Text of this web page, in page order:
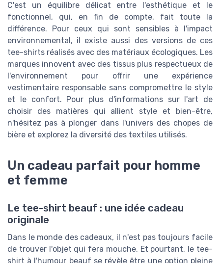
C'est un équilibre délicat entre l'esthétique et le
fonctionnel, qui, en fin de compte, fait toute la
différence. Pour ceux qui sont sensibles à l'impact
environnemental, il existe aussi des versions de ces
tee-shirts réalisés avec des matériaux écologiques. Les
marques innovent avec des tissus plus respectueux de
l'environnement pour offrir une expérience
vestimentaire responsable sans compromettre le style
et le confort. Pour plus d'informations sur l'art de
choisir des matières qui allient style et bien-être,
n'hésitez pas à plonger dans l'univers des chopes de
bière et explorez la diversité des textiles utilisés.
Un cadeau parfait pour homme
et femme
Le tee-shirt beauf : une idée cadeau
originale
Dans le monde des cadeaux, il n'est pas toujours facile
de trouver l'objet qui fera mouche. Et pourtant, le tee-
shirt à l'humour beauf se révèle être une option pleine